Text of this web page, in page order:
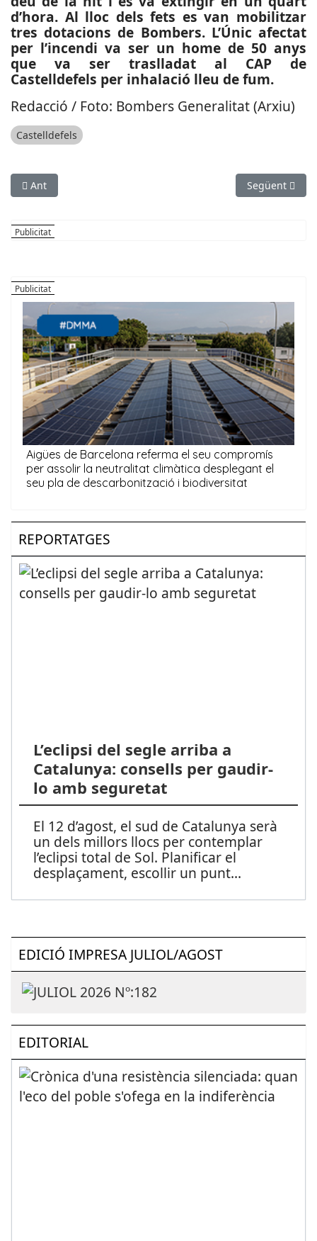
d’hora. Al lloc dels fets es van mobilitzar
tres dotacions de Bombers. L’Únic afectat
per l’incendi va ser un home de 50 anys
que va ser traslladat al CAP de
Castelldefels per inhalació lleu de fum.
Redacció / Foto: Bombers Generalitat (Arxiu)
Castelldefels
Article anterior: ESPORTS (BÀSQUET, EBA): Un gran darrer
Ant Article
Següent
REPORTATGES
L’eclipsi del segle arriba a
Catalunya: consells per gaudir-
lo amb seguretat
El 12 d’agost, el sud de Catalunya serà
un dels millors llocs per contemplar
l’eclipsi total de Sol. Planificar el
desplaçament, escollir un punt...
EDICIÓ IMPRESA JULIOL/AGOST
EDITORIAL